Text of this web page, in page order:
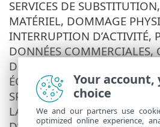
SERVICES DE
MATÉRIEL, DOMMAGE
INTERRUPTION D’ACTIVITÉ,
DONNÉES COMMERCIALES,
DOMMAGE DIRECT,
ÉCONOMIQUE, DE
SPÉCIAL OU CORRÉLATIF,
LA CAUSE ET QUE CE
Your account,
choice
We and our partners use
optimized online experience,